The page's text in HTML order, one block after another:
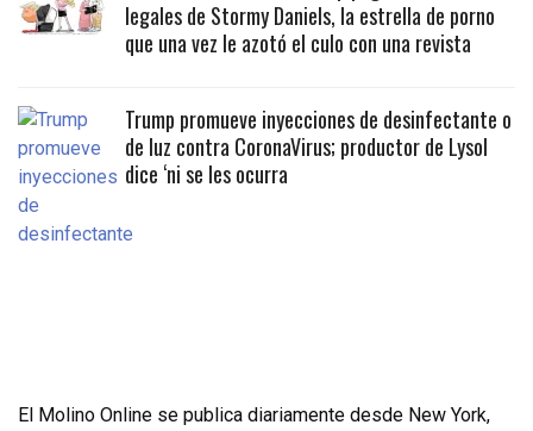
legales de Stormy Daniels, la estrella de porno
que una vez le azotó el culo con una revista
Trump promueve inyecciones de desinfectante o
de luz contra CoronaVirus; productor de Lysol
dice ‘ni se les ocurra
El Molino Online se publica diariamente desde New York,